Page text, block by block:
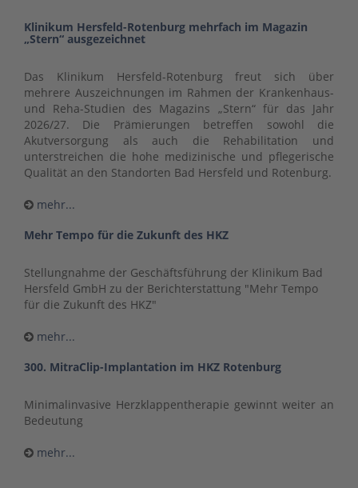
Klinikum Hersfeld-Rotenburg mehrfach im Magazin
„Stern“ ausgezeichnet
Das Klinikum Hersfeld-Rotenburg freut sich über
mehrere Auszeichnungen im Rahmen der Krankenhaus-
und Reha-Studien des Magazins „Stern“ für das Jahr
2026/27. Die Prämierungen betreffen sowohl die
Akutversorgung als auch die Rehabilitation und
unterstreichen die hohe medizinische und pflegerische
Qualität an den Standorten Bad Hersfeld und Rotenburg.
mehr...
Mehr Tempo für die Zukunft des HKZ
Stellungnahme der Geschäftsführung der Klinikum Bad
Hersfeld GmbH zu der Berichterstattung "Mehr Tempo
für die Zukunft des HKZ"
mehr...
300. MitraClip-Implantation im HKZ Rotenburg
Minimalinvasive Herzklappentherapie gewinnt weiter an
Bedeutung
mehr...